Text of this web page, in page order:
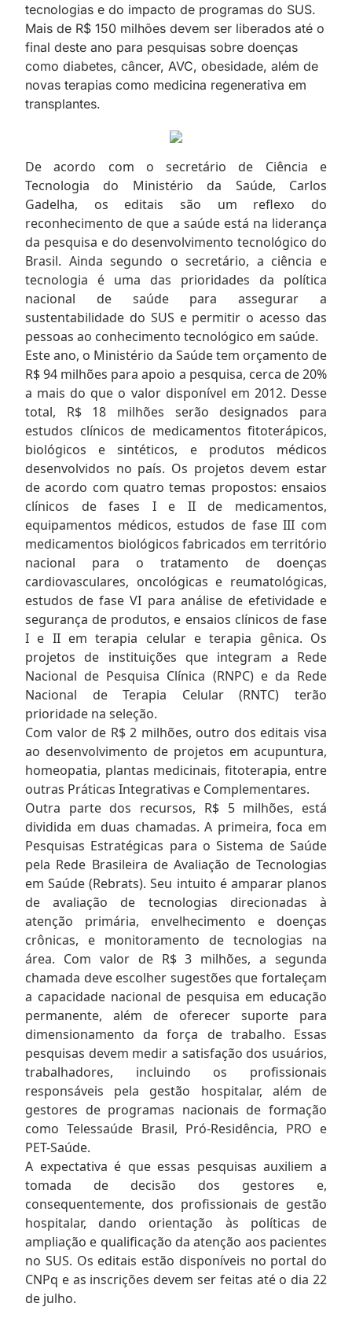
tecnologias e do impacto de programas do SUS.
Mais de R$ 150 milhões devem ser liberados até o
final deste ano para pesquisas sobre doenças
como diabetes, câncer, AVC, obesidade, além de
novas terapias como medicina regenerativa em
transplantes.
De acordo com o secretário de Ciência e
Tecnologia do Ministério da Saúde, Carlos
Gadelha, os editais são um reflexo do
reconhecimento de que a saúde está na liderança
da pesquisa e do desenvolvimento tecnológico do
Brasil. Ainda segundo o secretário, a ciência e
tecnologia é uma das prioridades da política
nacional de saúde para assegurar a
sustentabilidade do SUS e permitir o acesso das
pessoas ao conhecimento tecnológico em saúde.
Este ano, o Ministério da Saúde tem orçamento de
R$ 94 milhões para apoio a pesquisa, cerca de 20%
a mais do que o valor disponível em 2012. Desse
total, R$ 18 milhões serão designados para
estudos clínicos de medicamentos fitoterápicos,
biológicos e sintéticos, e produtos médicos
desenvolvidos no país. Os projetos devem estar
de acordo com quatro temas propostos: ensaios
clínicos de fases I e II de medicamentos,
equipamentos médicos, estudos de fase III com
medicamentos biológicos fabricados em território
nacional para o tratamento de doenças
cardiovasculares, oncológicas e reumatológicas,
estudos de fase VI para análise de efetividade e
segurança de produtos, e ensaios clínicos de fase
I e II em terapia celular e terapia gênica. Os
projetos de instituições que integram a Rede
Nacional de Pesquisa Clínica (RNPC) e da Rede
Nacional de Terapia Celular (RNTC) terão
prioridade na seleção.
Com valor de R$ 2 milhões, outro dos editais visa
ao desenvolvimento de projetos em acupuntura,
homeopatia, plantas medicinais, fitoterapia, entre
outras Práticas Integrativas e Complementares.
Outra parte dos recursos, R$ 5 milhões, está
dividida em duas chamadas. A primeira, foca em
Pesquisas Estratégicas para o Sistema de Saúde
pela Rede Brasileira de Avaliação de Tecnologias
em Saúde (Rebrats). Seu intuito é amparar planos
de avaliação de tecnologias direcionadas à
atenção primária, envelhecimento e doenças
crônicas, e monitoramento de tecnologias na
área. Com valor de R$ 3 milhões, a segunda
chamada deve escolher sugestões que fortaleçam
a capacidade nacional de pesquisa em educação
permanente, além de oferecer suporte para
dimensionamento da força de trabalho. Essas
pesquisas devem medir a satisfação dos usuários,
trabalhadores, incluindo os profissionais
responsáveis pela gestão hospitalar, além de
gestores de programas nacionais de formação
como Telessaúde Brasil, Pró-Residência, PRO e
PET-Saúde.
A expectativa é que essas pesquisas auxiliem a
tomada de decisão dos gestores e,
consequentemente, dos profissionais de gestão
hospitalar, dando orientação às políticas de
ampliação e qualificação da atenção aos pacientes
no SUS. Os editais estão disponíveis no portal do
CNPq e as inscrições devem ser feitas até o dia 22
de julho.